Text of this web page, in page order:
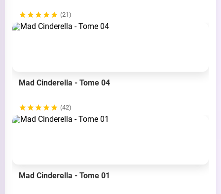
(21)
Mad Cinderella - Tome 04
(42)
Mad Cinderella - Tome 01